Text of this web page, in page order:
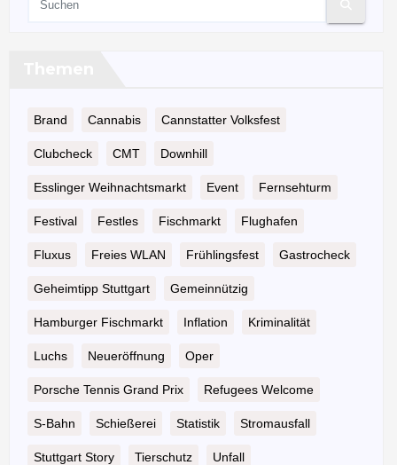
Brand Cannabis Cannstatter Volksfest
Clubcheck CMT Downhill
Esslinger Weihnachtsmarkt Event Fernsehturm
Festival Festles Fischmarkt Flughafen
Fluxus Freies WLAN Frühlingsfest Gastrocheck
Geheimtipp Stuttgart Gemeinnützig
Hamburger Fischmarkt Inflation Kriminalität
Luchs Neueröffnung Oper
Porsche Tennis Grand Prix Refugees Welcome
S-Bahn Schießerei Statistik Stromausfall
Stuttgart Story Tierschutz Unfall